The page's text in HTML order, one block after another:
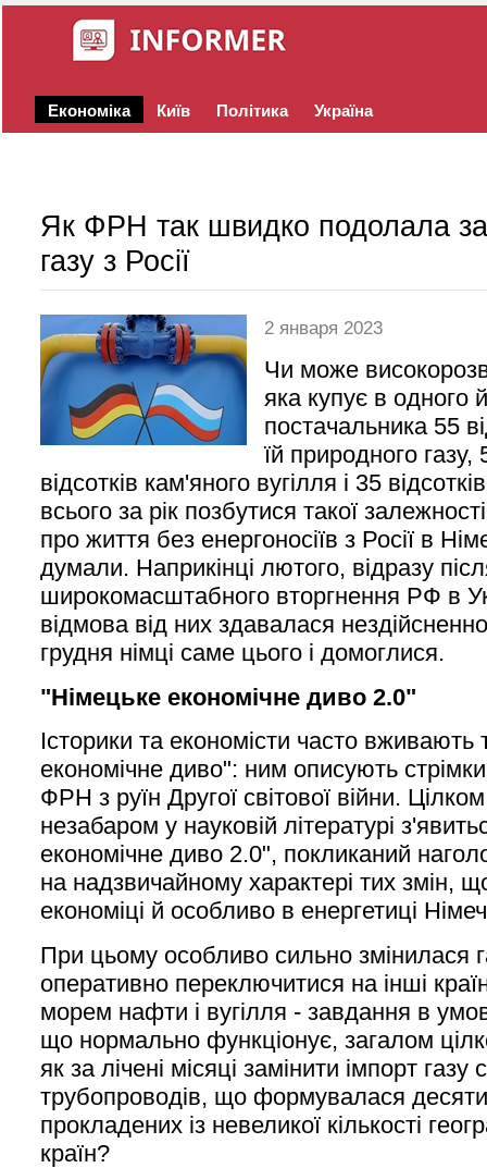
Економіка Київ Політика Україна
Як ФРН так швидко подолала
газу з Росії
2 января 2023
Чи може
яка купує в одного
постачальника 55
їй природного газу,
відсотків кам'яного вугілля і 35
всього за рік позбутися такої
про життя без енергоносіїв з Росії в
думали. Наприкінці лютого, відразу
широкомасштабного вторгнення РФ в
відмова від них здавалася
грудня німці саме цього і домоглися.
"Німецьке економічне диво 2.0"
Історики та економісти часто вживають
економічне диво": ним описують
ФРН з руїн Другої світової війни.
незабаром у науковій літературі
економічне диво 2.0", покликаний
на надзвичайному характері тих змін,
економіці й особливо в енергетиці
При цьому особливо сильно змінилася
оперативно переключитися на інші
морем нафти і вугілля - завдання в
що нормально функціонує, загалом
як за лічені місяці замінити імпорт
трубопроводів, що формувалася
прокладених із невеликої кількості
країн?